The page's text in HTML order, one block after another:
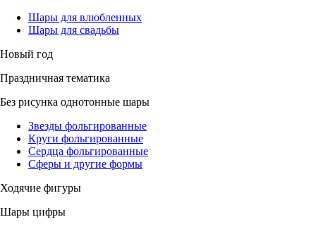
Шары для влюбленных
Шары для свадьбы
Новый год
Праздничная тематика
Без рисунка однотонные шары
Звезды фольгированные
Круги фольгированные
Сердца фольгированные
Сферы и другие формы
Ходячие фигуры
Шары цифры